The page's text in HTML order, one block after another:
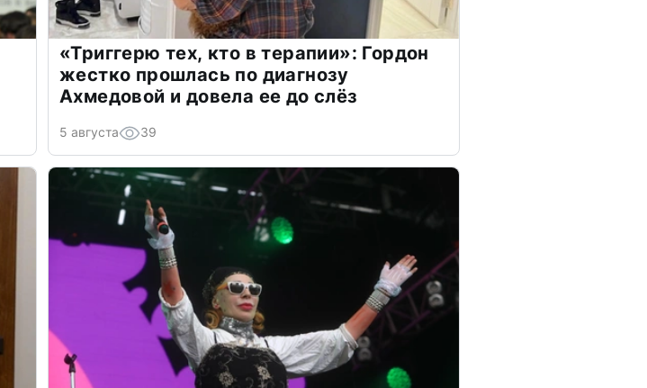
«Триггерю тех, кто в терапии»: Гордон
жестко прошлась по диагнозу
Ахмедовой и довела ее до слёз
5 августа 39